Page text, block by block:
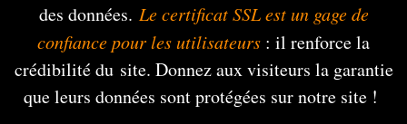
des données. Le certificat SSL est un gage de
confiance pour les utilisateurs : il renforce la
crédibilité du site. Donnez aux visiteurs la garantie
que leurs données sont protégées sur notre site !